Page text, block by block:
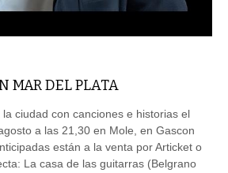
MAR DEL PLATA
ciudad con canciones e historias el
a las 21,30 en Mole, en Gascon
están a la venta por Articket o
La casa de las guitarras (Belgrano